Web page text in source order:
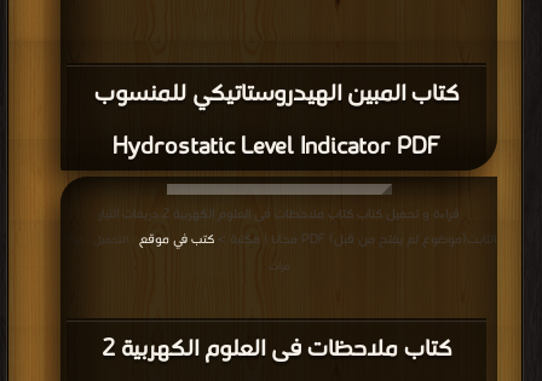
كتاب المبين الهيدروستاتيكي للمنسوب
Hydrostatic Level Indicator PDF
كتاب ملاحظات فى العلوم الكهربية 2
قراءة و تحميل كتاب كتاب ملاحظات فى العلوم الكهربية 2 دريفات التيار
الثابت(موضوع لم يفتح من قبل) PDF مجانا | مكتبة >
كتب في موقع
| التحميل : مرة/
مرات